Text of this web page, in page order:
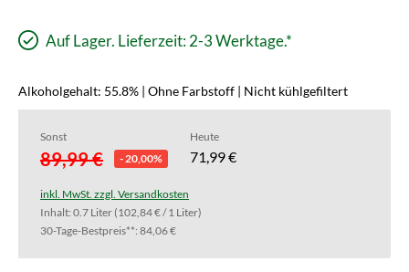
Auf Lager. Lieferzeit: 2-3 Werktage.*
Alkoholgehalt: 55.8% | Ohne Farbstoff | Nicht kühlgefiltert
Sonst
89,99 € - 20,00%
Heute
71,99 €
inkl. MwSt. zzgl. Versandkosten
Inhalt: 0.7 Liter(102,84 € / 1 Liter)
30-Tage-Bestpreis**: 84,06 €